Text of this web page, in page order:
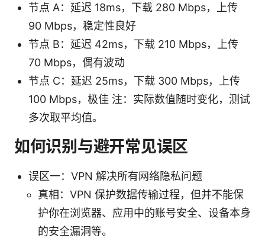
节点 A：延迟 18ms，下载 280 Mbps，上传
90 Mbps，稳定性良好
节点 B：延迟 42ms，下载 210 Mbps，上传
70 Mbps，偶有波动
节点 C：延迟 25ms，下载 300 Mbps，上传
100 Mbps，极佳 注：实际数值随时变化，测试
多次取平均值。
如何识别与避开常见误区
误区一：VPN 解决所有网络隐私问题
真相：VPN 保护数据传输过程，但并不能保
护你在浏览器、应用中的账号安全、设备本身
的安全漏洞等。